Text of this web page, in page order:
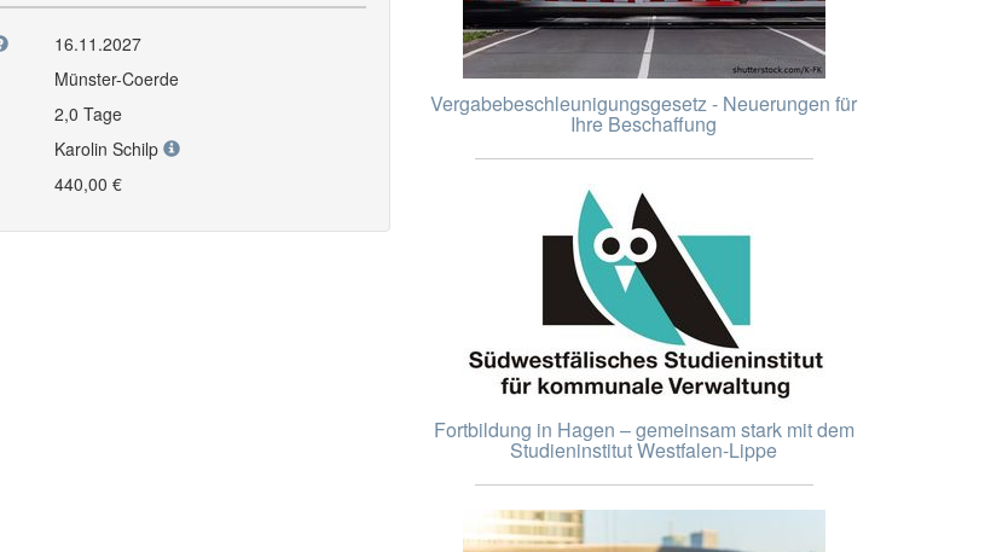
16.11.2027
Münster-Coerde
2,0 Tage
Karolin Schilp
440,00 €
Vergabebeschleunigungsgesetz - Neuerungen für
Ihre Beschaffung
Fortbildung in Hagen – gemeinsam stark mit dem
Studieninstitut Westfalen-Lippe